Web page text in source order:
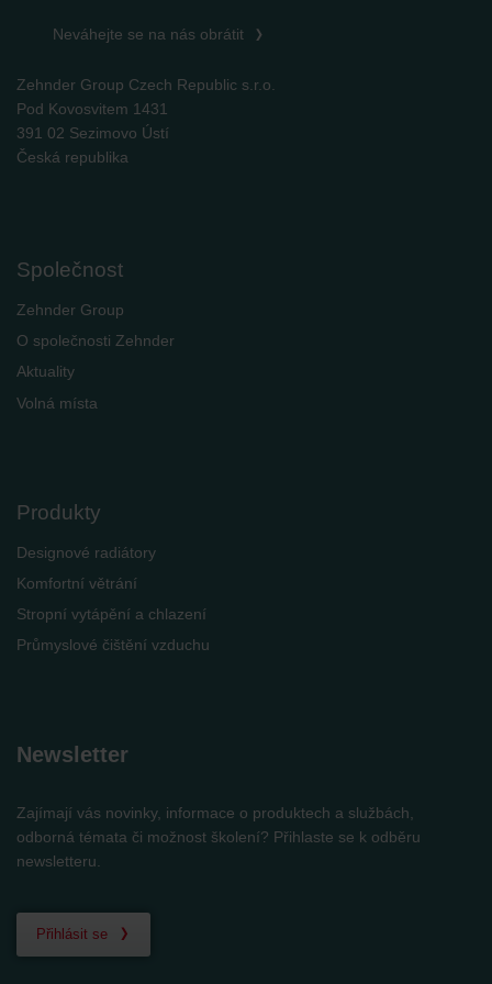
Neváhejte se na nás obrátit
Zehnder Group Czech Republic s.r.o.
Pod Kovosvitem 1431
391 02 Sezimovo Ústí
Česká republika
Společnost
Zehnder Group
O společnosti Zehnder
Aktuality
Volná místa
Produkty
Designové radiátory
Komfortní větrání
Stropní vytápění a chlazení
Průmyslové čištění vzduchu
Newsletter
Zajímají vás novinky, informace o produktech a službách,
odborná témata či možnost školení? Přihlaste se k odběru
newsletteru.
Přihlásit se